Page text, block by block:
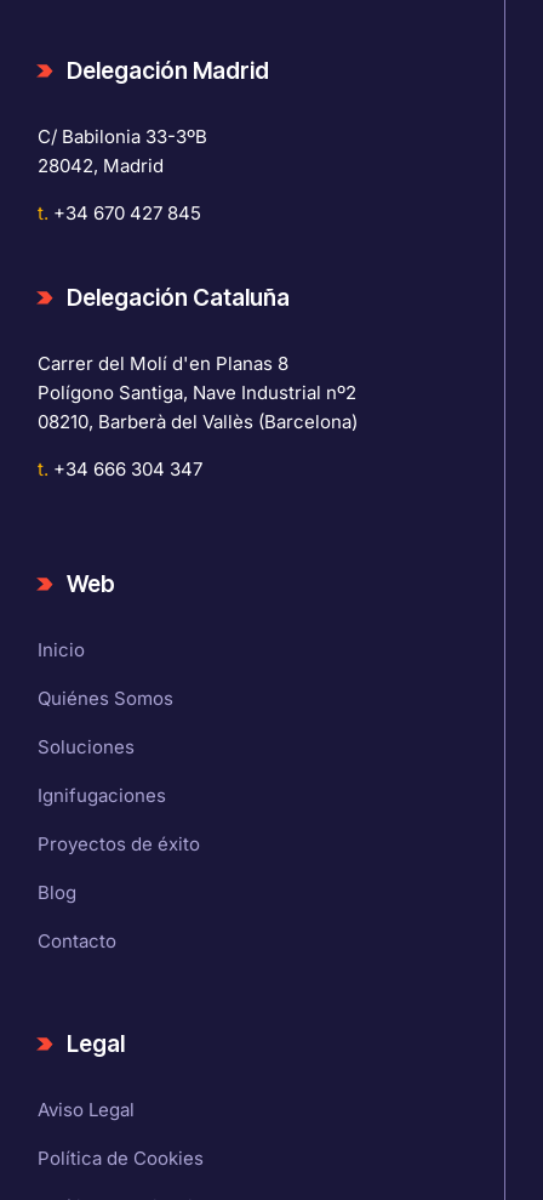
Delegación Madrid
C/ Babilonia 33-3ºB
28042, Madrid
t. +34 670 427 845
Delegación Cataluña
Carrer del Molí d'en Planas 8
Polígono Santiga, Nave Industrial nº2
08210, Barberà del Vallès (Barcelona)
t. +34 666 304 347
Web
Inicio
Quiénes Somos
Soluciones
Ignifugaciones
Proyectos de éxito
Blog
Contacto
Legal
Aviso Legal
Política de Cookies